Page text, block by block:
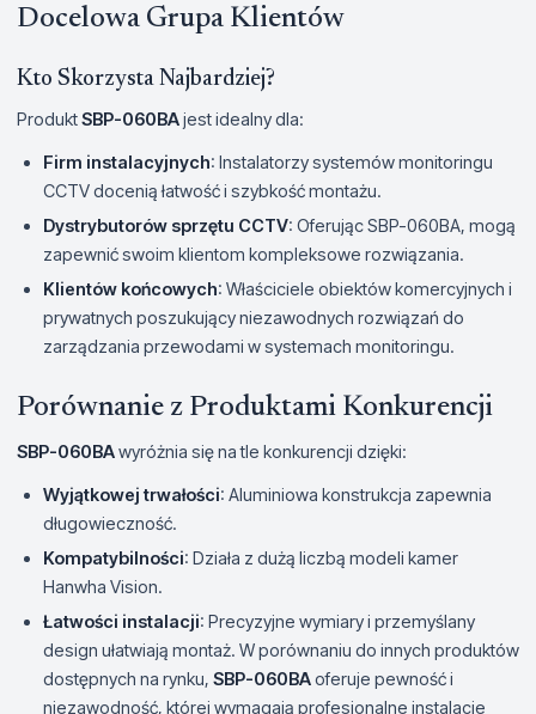
Docelowa Grupa Klientów
Kto Skorzysta Najbardziej?
ProduktSBP-060BAjest idealny dla:
Firm instalacyjnych: Instalatorzy systemów monitoringu
CCTV docenią łatwość i szybkość montażu.
Dystrybutorów sprzętu CCTV: Oferując SBP-060BA, mogą
zapewnić swoim klientom kompleksowe rozwiązania.
Klientów końcowych: Właściciele obiektów komercyjnych i
prywatnych poszukujący niezawodnych rozwiązań do
zarządzania przewodami w systemach monitoringu.
Porównanie z Produktami Konkurencji
SBP-060BAwyróżnia się na tle konkurencji dzięki:
Wyjątkowej trwałości: Aluminiowa konstrukcja zapewnia
długowieczność.
Kompatybilności: Działa z dużą liczbą modeli kamer
Hanwha Vision.
Łatwości instalacji: Precyzyjne wymiary i przemyślany
design ułatwiają montaż. W porównaniu do innych produktów
dostępnych na rynku, SBP-060BAoferuje pewność i
niezawodność, której wymagają profesjonalne instalacje